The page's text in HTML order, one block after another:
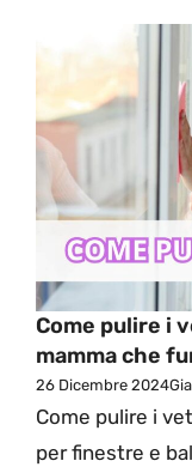
Come pulire i
mamma che
26 Dicembre 2024
Come pulire i
per finestre e